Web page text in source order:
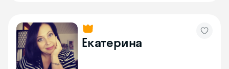
Екатерина